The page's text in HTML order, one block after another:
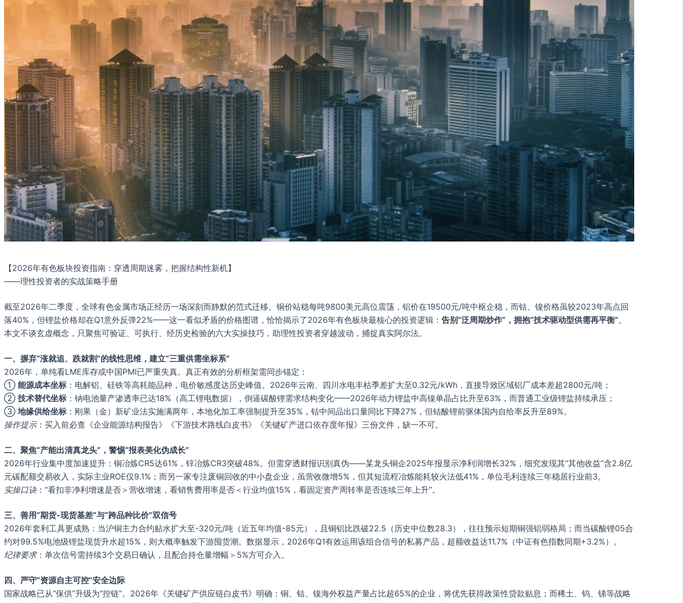
【2026年有色板块投资指南：穿透周期迷雾，把握结构性新机】
——理性投资者的实战策略手册
截至2026年二季度，全球有色金属市场正经历一场深刻而静默的范式迁移。铜价站稳每吨9800美元高位震荡，铝价在19500元/吨中枢企稳，而钴、镍价格虽较2023年高点回
落40%，但锂盐价格却在Q1意外反弹22%——这一看似矛盾的价格图谱，恰恰揭示了2026年有色板块最核心的投资逻辑： 告别“泛周期炒作”，拥抱“技术驱动型供需再平衡”。
本文不谈玄虚概念，只聚焦可验证、可执行、经历史检验的六大实操技巧，助理性投资者穿越波动，捕捉真实阿尔法。
一、摒弃“涨就追、跌就割”的线性思维，建立“三重供需坐标系”
2026年，单纯看LME库存或中国PMI已严重失真。真正有效的分析框架需同步锚定：
① 能源成本坐标：电解铝、硅铁等高耗能品种，电价敏感度达历史峰值。2026年云南、四川水电丰枯季差扩大至0.32元/kWh，直接导致区域铝厂成本差超2800元/吨；
② 技术替代坐标：钠电池量产渗透率已达18%（高工锂电数据），倒逼碳酸锂需求结构变化——2026年动力锂盐中高镍单晶占比升至63%，而普通工业级锂盐持续承压；
③ 地缘供给坐标：刚果（金）新矿业法实施满两年，本地化加工率强制提升至35%，钴中间品出口量同比下降27%，但钴酸锂前驱体国内自给率反升至89%。
操作提示：买入前必查《企业能源结构报告》《下游技术路线白皮书》《关键矿产进口依存度年报》三份文件，缺一不可。
二、聚焦“产能出清真龙头”，警惕“报表美化伪成长”
2026年行业集中度加速提升：铜冶炼CR5达61%，锌冶炼CR3突破48%。但需穿透财报识别真伪——某龙头铜企2025年报显示净利润增长32%，细究发现其“其他收益”含2.8亿
元碳配额交易收入，实际主业ROE仅9.1%；而另一家专注废铜回收的中小盘企业，虽营收微增5%，但其短流程冶炼能耗较火法低41%，单位毛利连续三年稳居行业前3。
实操口诀：“看扣非净利增速是否＞营收增速，看销售费用率是否＜行业均值15%，看固定资产周转率是否连续三年上升”。
三、善用“期货-现货基差”与“跨品种比价”双信号
2026年套利工具更成熟：当沪铜主力合约贴水扩大至-320元/吨（近五年均值-85元），且铜铝比跌破22.5（历史中位数28.3），往往预示短期铜强铝弱格局；而当碳酸锂05合
约对99.5%电池级锂盐现货升水超15%，则大概率触发下游囤货潮。数据显示，2026年Q1有效运用该组合信号的私募产品，超额收益达11.7%（中证有色指数同期+3.2%）。
纪律要求：单次信号需持续3个交易日确认，且配合持仓量增幅＞5%方可介入。
四、严守“资源自主可控”安全边际
国家战略已从“保供”升级为“控链”。2026年《关键矿产供应链白皮书》明确：铜、钴、镍海外权益产量占比超65%的企业，将优先获得政策性贷款贴息；而稀土、钨、锑等战略